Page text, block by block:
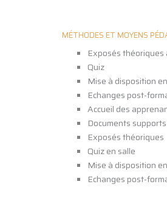
MÉTHODES ET MOYENS
Exposés
Quiz
Mise à disposition
Echanges post-
Accueil des
Documents
Exposés théoriques
Quiz en salle
Mise à disposition
Echanges post-